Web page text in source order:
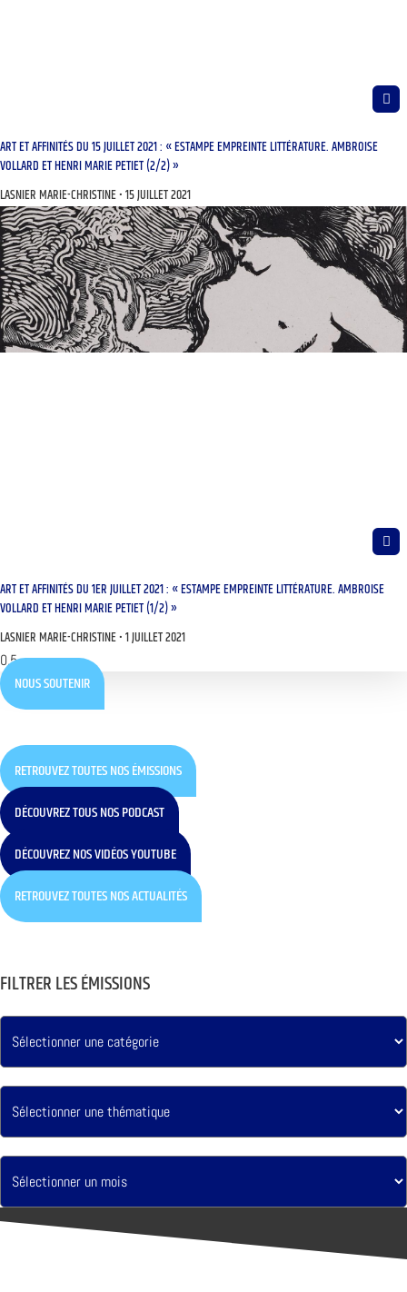
ART ET AFFINITÉS DU 15 JUILLET 2021 : « ESTAMPE EMPREINTE LITTÉRATURE. AMBROISE
VOLLARD ET HENRI MARIE PETIET (2/2) »
LASNIER MARIE-CHRISTINE 15 JUILLET 2021
ART ET AFFINITÉS DU 1ER JUILLET 2021 : « ESTAMPE EMPREINTE LITTÉRATURE. AMBROISE
VOLLARD ET HENRI MARIE PETIET (1/2) »
LASNIER MARIE-CHRISTINE 1 JUILLET 2021
NOUS SOUTENIR
RETROUVEZ TOUTES NOS ÉMISSIONS
DÉCOUVREZ TOUS NOS PODCAST
DÉCOUVREZ NOS VIDÉOS YOUTUBE
RETROUVEZ TOUTES NOS ACTUALITÉS
FILTRER LES ÉMISSIONS